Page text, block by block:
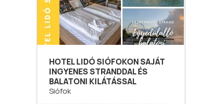
HOTEL LIDÓ SIÓFOKON SAJÁT
INGYENES STRANDDAL ÉS
BALATONI KILÁTÁSSAL
Siófok